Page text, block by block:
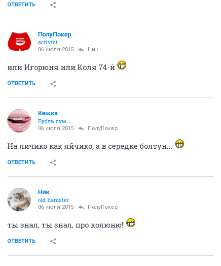
ОТВЕТИТЬ
ПолуПокер
activist
06 июля 2015 Ник
или Игорюня или Коля 74-й
ОТВЕТИТЬ
Кешка
Бубль гум...
06 июля 2015 ПолуПокер
На личико как яйчико, а в середке болтун...
ОТВЕТИТЬ
Ник
old hamster
06 июля 2015 ПолуПокер
ты знал, ты знал, про колюню!
ОТВЕТИТЬ